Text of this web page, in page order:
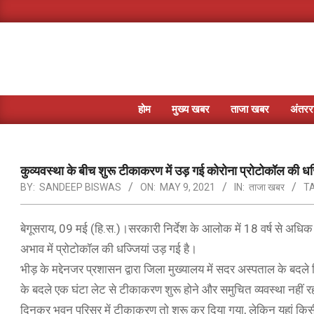
to
होम मुख्य खबर ताजा खबर
कुव्यवस्था के बीच शुरू टीकाकरण में उड़ गई कोरोना प्रोटोकॉल की
BY: SANDEEP BISWAS ON: MAY 9, 2021 IN: ताजा खबर
बेगूसराय, 09 मई (हि.स.)।सरकारी निर्देश के आलोक में 18 वर्ष से
अभाव में प्रोटोकॉल की धज्जियां उड़ गई है।
भीड़ के मद्देनजर प्रशासन द्वारा जिला मुख्यालय में सदर अस्पताल के
के बदले एक घंटा लेट से टीकाकरण शुरू होने और समुचित व्यवस्था नहीं
दिनकर भवन परिसर में टीकाकरण तो शुरू कर दिया गया, लेकिन यहां